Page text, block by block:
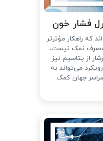
فشار خون
که راهکار مؤثرتر
مصرف نمک نیست،
از پتاسیم نیز
می‌تواند به
جهان کمک